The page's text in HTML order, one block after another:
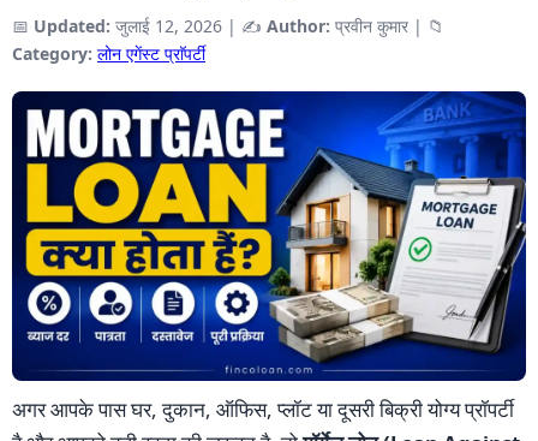
📅 Updated: जुलाई 12, 2026 | ✍️ Author: प्रवीन कुमार | 📁
Category: लोन एगेंस्ट प्राॅपर्टी
अगर आपके पास घर, दुकान, ऑफिस, प्लॉट या दूसरी बिक्री योग्य प्रॉपर्टी